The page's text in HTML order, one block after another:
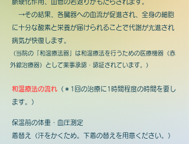
脈硬化作用、血管の若返りがもたらされます。
→その結果、各臓器への血流が促進され、全身の細胞
に十分な酸素と栄養が届けられることで代謝が亢進され
病気が快復します。
（当院の「和温療法器」は和温療法を行うための医療機器（赤
外線治療器）として薬事承認・認証されています。）
和温療法の流れ （＊1回の治療に1時間程度の時間を要し
ます。）
保温前の体重・血圧測定
着替え（汗をかくため。下着の替えを用意ください。）